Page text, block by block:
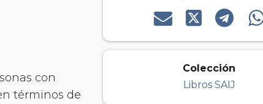
con
términos de
Colección
Libros SAIJ